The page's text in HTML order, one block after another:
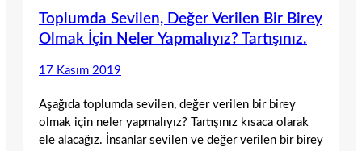
Toplumda Sevilen, Değer Verilen Bir Birey
Olmak İçin Neler Yapmalıyız? Tartışınız.
17 Kasım 2019
Aşağıda toplumda sevilen, değer verilen bir birey
olmak için neler yapmalıyız? Tartışınız kısaca olarak
ele alacağız. İnsanlar sevilen ve değer verilen bir birey